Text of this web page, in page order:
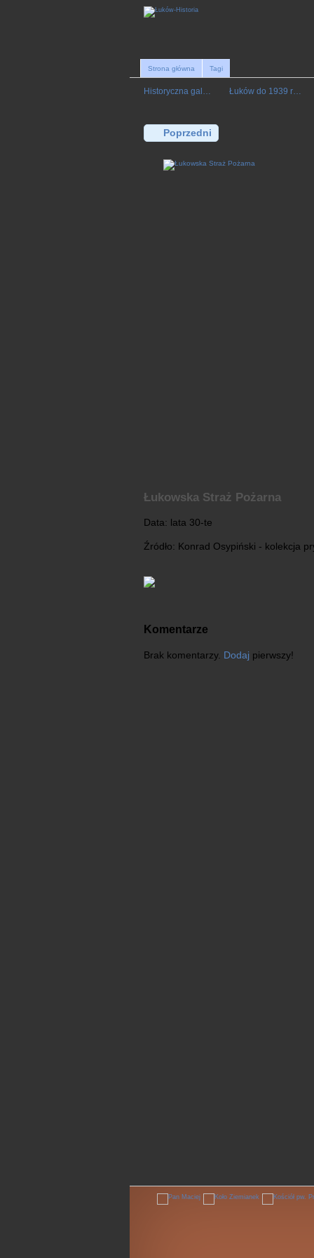
Strona główna Tagi
Historyczna gal… Łuków do 1939 r…
Poprzedni
Łukowska Straż Pożarna
Data: lata 30-te
Źródło: Konrad Osypiński - kolekcja
Komentarze
Brak komentarzy. Dodaj pierwszy!